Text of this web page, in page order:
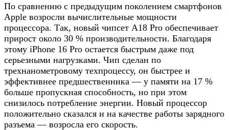
По сравнению с предыдущим поколением смартфонов
Apple возросли вычислительные мощности
процессора. Так, новый чипсет А18 Pro обеспечивает
прирост около 30 % производительности. Благодаря
этому iPhone 16 Pro остается быстрым даже под
серьезными нагрузками. Чип сделан по
трехнанометровому техпроцессу, он быстрее и
эффективнее предшественника — у памяти на 17 %
больше пропускная способность, но при этом
снизилось потребление энергии. Новый процессор
положительно сказался и на качестве работы зарядного
разъема — возросла его скорость.